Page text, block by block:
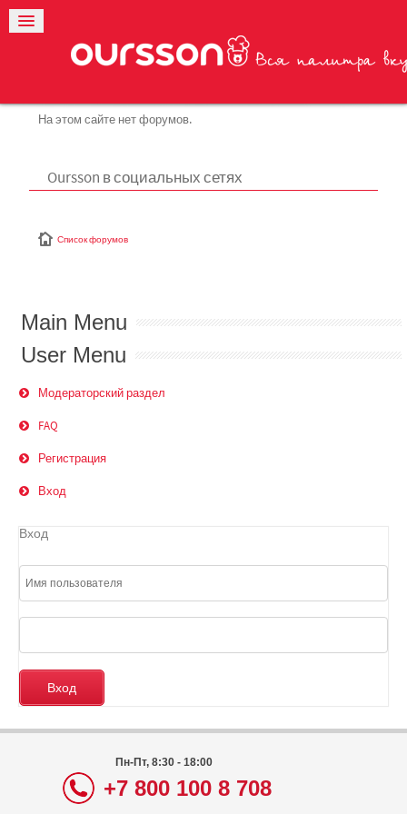
На этом сайте нет форумов.
Oursson в социальных сетях
Список форумов
Main Menu
User Menu
Модераторский раздел
FAQ
Регистрация
Вход
Вход
Пн-Пт, 8:30 - 18:00
+7 800 100 8 708